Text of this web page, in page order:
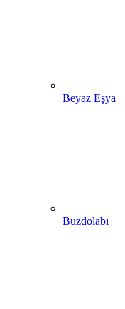
Beyaz Eşya
Buzdolabı